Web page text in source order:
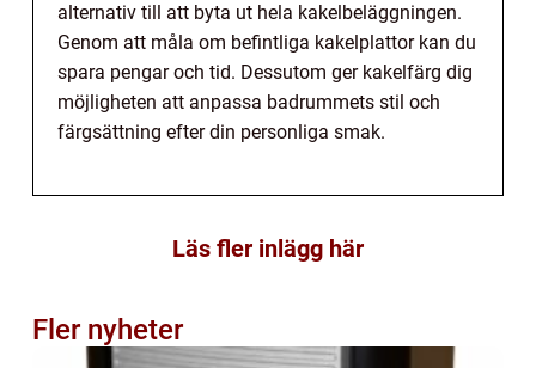
alternativ till att byta ut hela kakelbeläggningen.
Genom att måla om befintliga kakelplattor kan du
spara pengar och tid. Dessutom ger kakelfärg dig
möjligheten att anpassa badrummets stil och
färgsättning efter din personliga smak.
Läs fler inlägg här
Fler nyheter